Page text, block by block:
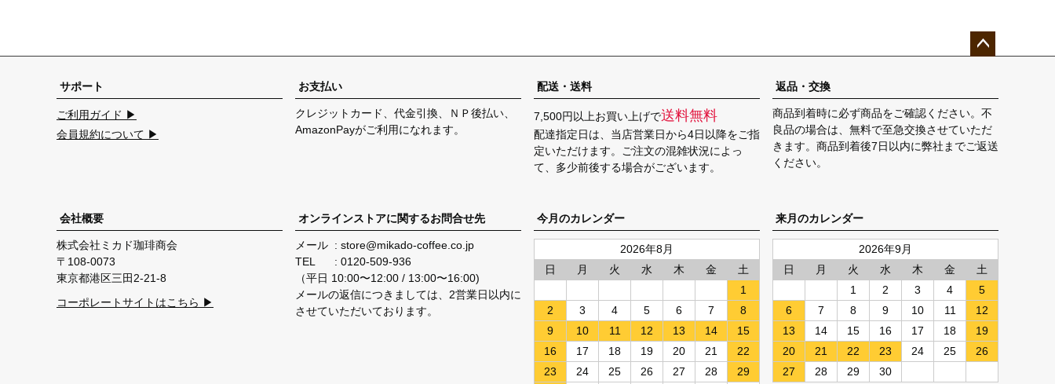
ップ
へ
サポート
ご利用ガイド ▶
会員規約について ▶
お支払い
クレジットカード、代金引換、ＮＰ後払い、
AmazonPayがご利用になれます。
配送・送料
7,500円以上お買い上げで送料無料
配達指定日は、当店営業日から4日以降をご指
定いただけます。ご注文の混雑状況によっ
て、多少前後する場合がございます。
返品・交換
商品到着時に必ず商品をご確認ください。不
良品の場合は、無料で至急交換させていただ
きます。商品到着後7日以内に弊社までご返送
ください。
会社概要
株式会社ミカド珈琲商会
108-0073
東京都港区三田2-21-8
コーポレートサイトはこちら ▶
オンラインストアに関するお問合せ先
メール
store@mikado-coffee.co.jp
TEL
0120-509-936
（平日 10:00〜12:00 / 13:00〜16:00)
メールの返信につきましては、2営業日以内に
させていただいております。
今月のカレンダー
2026年8月
日
月 火 水 木 金
土
1
2
3 4 5 6 7
8
9
10 11 12 13 14
15
16
17 18 19 20 21
22
23
24 25 26 27 28 29
来月のカレンダー
2026年9月
日
月 火 水 木 金
土
1
2 3 4
5
6
7 8 9 10 11
12
13
14 15 16 17 18
19
20
21 22 23 24 25
26
27
28 29 30